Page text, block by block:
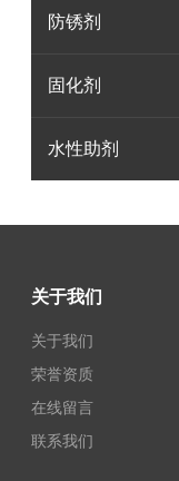
防锈剂
固化剂
水性助剂
关于我们
关于我们
荣誉资质
在线留言
联系我们